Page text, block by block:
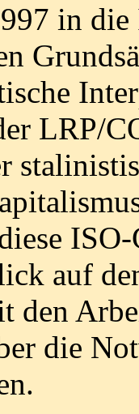
in die
LRP/
auf
den
die